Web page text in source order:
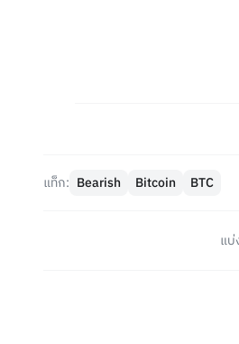
แท็ก: Bearish Bitcoin BTC
แ